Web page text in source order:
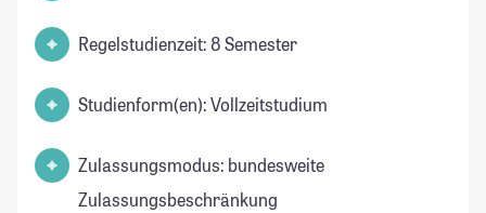
Regelstudienzeit: 8 Semester
Studienform(en): Vollzeitstudium
Zulassungsmodus: bundesweite
Zulassungsbeschränkung